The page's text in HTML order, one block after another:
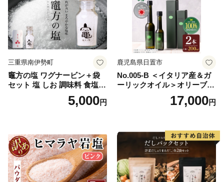
三重県南伊勢町
竈方の塩 ワグナービン＋袋
セット 塩 しお 調味料 食塩
天然 ミネラル 調味料 ソルト
salt 料理 味付 おにぎり 三重
5,000円
鹿児島県日置市
No.005-B ＜イタリア産＆ガ
ーリックオイル＞オリーブオ
イルセット(200ml×2本) 日置
市 特産品 調味料 油 エキスト
ブ】
17,000円